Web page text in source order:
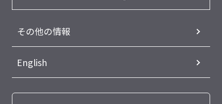
その他の情報
English